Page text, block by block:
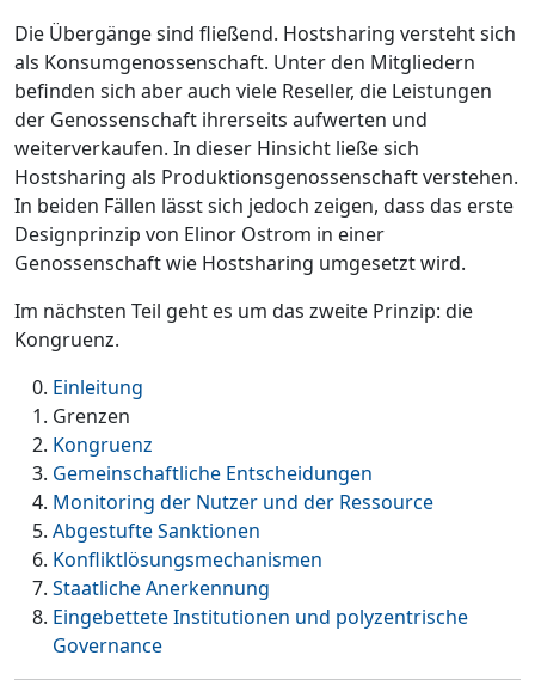
Die Übergänge sind fließend. Hostsharing versteht sich
als Konsumgenossenschaft. Unter den Mitgliedern
befinden sich aber auch viele Reseller, die Leistungen
der Genossenschaft ihrerseits aufwerten und
weiterverkaufen. In dieser Hinsicht ließe sich
Hostsharing als Produktionsgenossenschaft verstehen.
In beiden Fällen lässt sich jedoch zeigen, dass das erste
Designprinzip von Elinor Ostrom in einer
Genossenschaft wie Hostsharing umgesetzt wird.
Im nächsten Teil geht es um das zweite Prinzip: die
Kongruenz.
Einleitung
Grenzen
Kongruenz
Gemeinschaftliche Entscheidungen
Monitoring der Nutzer und der Ressource
Abgestufte Sanktionen
Konfliktlösungsmechanismen
Staatliche Anerkennung
Eingebettete Institutionen und polyzentrische
Governance